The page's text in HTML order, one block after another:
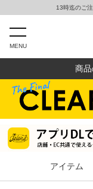
13時迄のご
MENU
商
アイテム